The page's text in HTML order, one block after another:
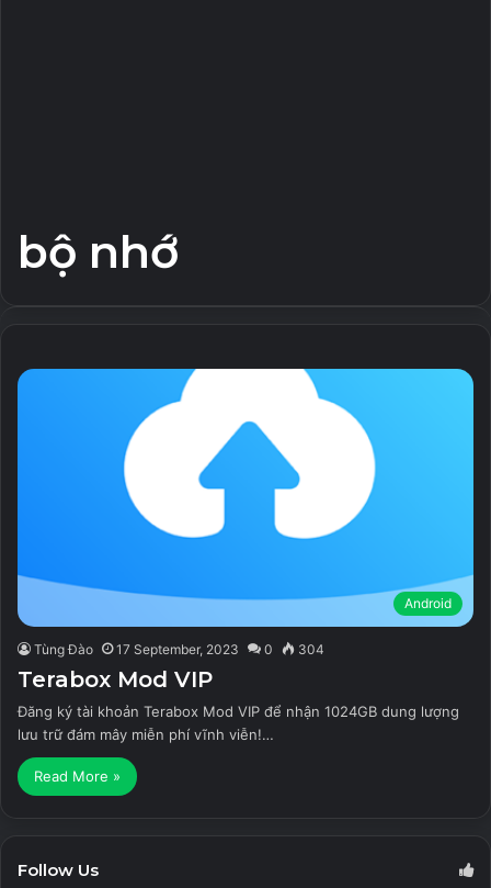
bộ nhớ
Android
Tùng Đào 17 September, 2023 0 304
Terabox Mod VIP
Đăng ký tài khoản Terabox Mod VIP để nhận 1024GB dung lượng
lưu trữ đám mây miễn phí vĩnh viễn!…
Read More »
Follow Us